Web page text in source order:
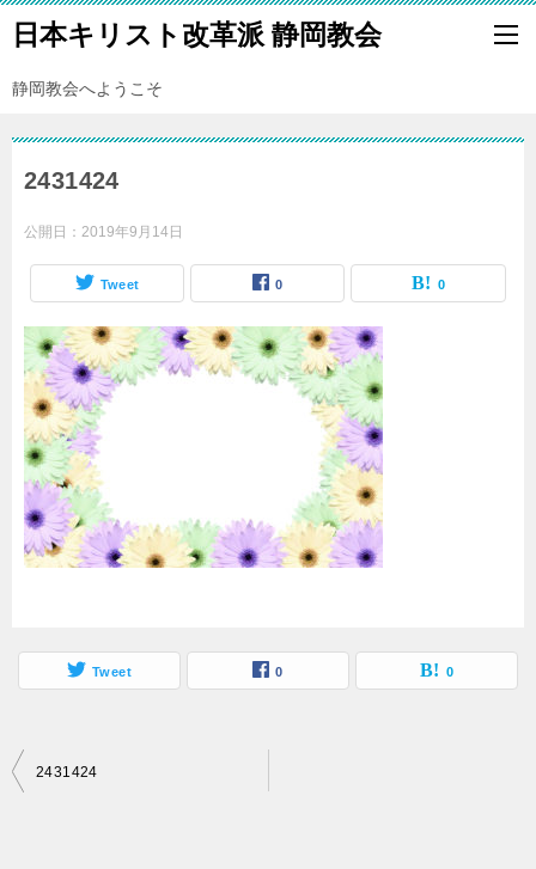
日本キリスト改革派 静岡教会
静岡教会へようこそ
2431424
公開日： 2019年9月14日
Tweet 0 0
Tweet 0 0
投
2431424